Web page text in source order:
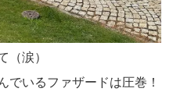
（涙）
でいるファザードは圧巻！